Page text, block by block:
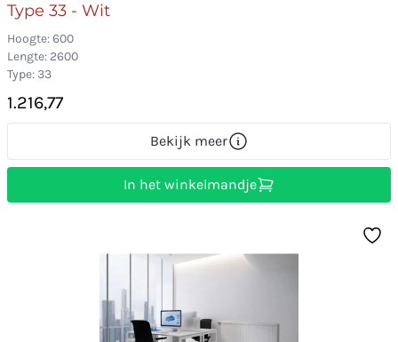
Type 33 - Wit
Hoogte: 600
Lengte: 2600
Type: 33
1.216,77
Bekijk meer
In het winkelmandje